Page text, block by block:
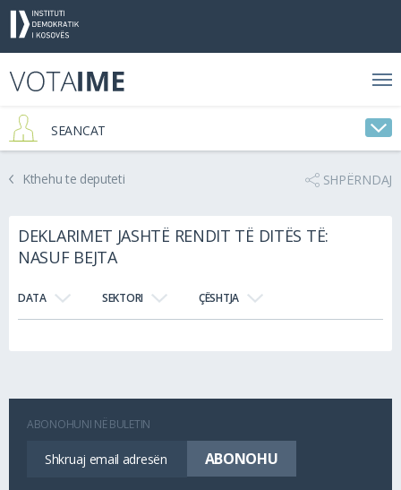
SEANCAT
Kthehu te deputeti SHPËRNDAJ
DEKLARIMET JASHTË RENDIT TË DITËS TË:
NASUF BEJTA
DATA SEKTORI ÇËSHTJA
ABONOHUNI NË BULETIN